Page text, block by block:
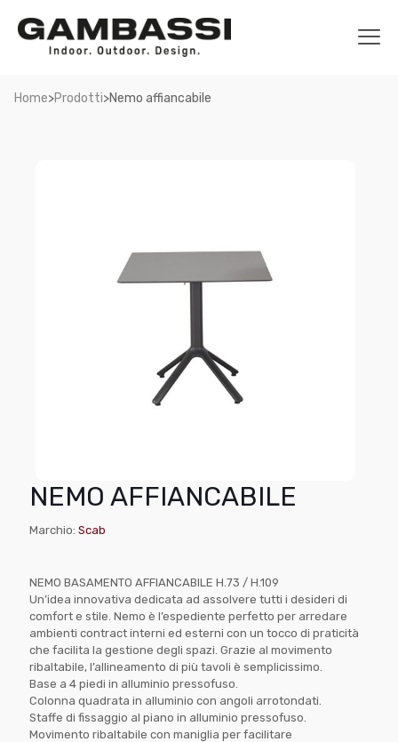
Home>Prodotti>Nemo affiancabile
NEMO AFFIANCABILE
Marchio: Scab
NEMO BASAMENTO AFFIANCABILE H.73 / H.109
Un’idea innovativa dedicata ad assolvere tutti i desideri di
comfort e stile. Nemo è l’espediente perfetto per arredare
ambienti contract interni ed esterni con un tocco di praticità
che facilita la gestione degli spazi. Grazie al movimento
ribaltabile, l’allineamento di più tavoli è semplicissimo.
Base a 4 piedi in alluminio pressofuso.
Colonna quadrata in alluminio con angoli arrotondati.
Staffe di fissaggio al piano in alluminio pressofuso.
Movimento ribaltabile con maniglia per facilitare